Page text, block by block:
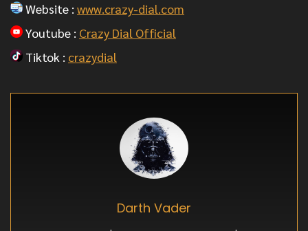
Website : www.crazy-dial.com
Youtube : Crazy Dial Official
Tiktok : crazydial
Darth Vader